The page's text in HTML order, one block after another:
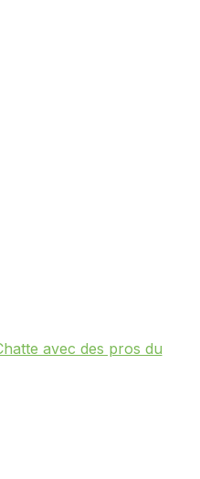
avec des pros du